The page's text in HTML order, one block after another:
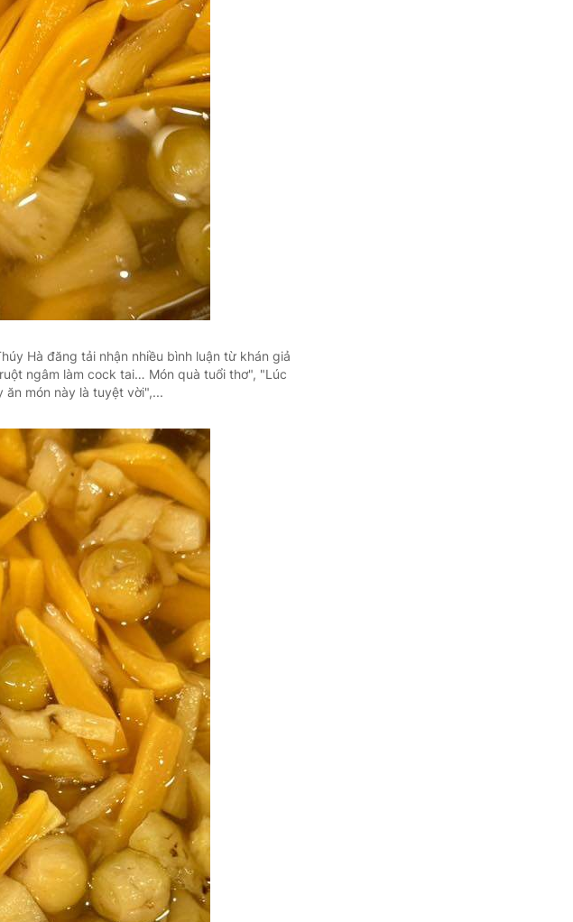
Hà đăng tải nhận nhiều bình luận từ khán giả
ngâm làm cock tai… Món quà tuổi thơ", "Lúc
ăn món này là tuyệt vời",...